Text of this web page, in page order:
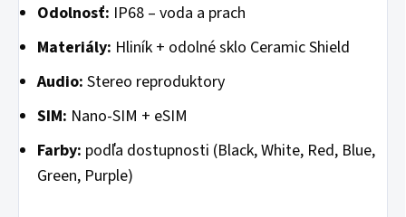
Odolnosť: IP68 – voda a prach
Materiály: Hliník + odolné sklo Ceramic Shield
Audio: Stereo reproduktory
SIM: Nano-SIM + eSIM
Farby: podľa dostupnosti (Black, White, Red, Blue,
Green, Purple)